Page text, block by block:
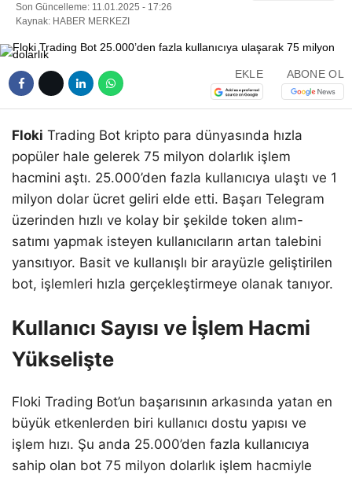
Son Güncelleme: 11.01.2025 - 17:26
Kaynak: HABER MERKEZI
EKLE ABONE OL
Floki Trading Bot kripto para dünyasında hızla
popüler hale gelerek 75 milyon dolarlık işlem
hacmini aştı. 25.000’den fazla kullanıcıya ulaştı ve 1
milyon dolar ücret geliri elde etti. Başarı Telegram
üzerinden hızlı ve kolay bir şekilde token alım-
satımı yapmak isteyen kullanıcıların artan talebini
yansıtıyor. Basit ve kullanışlı bir arayüzle geliştirilen
bot, işlemleri hızla gerçekleştirmeye olanak tanıyor.
Kullanıcı Sayısı ve İşlem Hacmi
Yükselişte
Floki Trading Bot’un başarısının arkasında yatan en
büyük etkenlerden biri kullanıcı dostu yapısı ve
işlem hızı. Şu anda 25.000’den fazla kullanıcıya
sahip olan bot 75 milyon dolarlık işlem hacmiyle